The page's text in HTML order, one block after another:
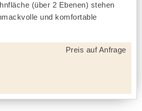
(über 2 Ebenen) stehen
und komfortable
Preis auf Anfrage